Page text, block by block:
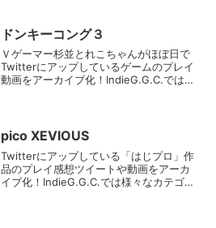
ドンキーコング３
Ｖゲーマー杉並とれこちゃんがほぼ日で
Twitterにアップしているゲームのプレイ
動画をアーカイブ化！IndieG.G.C.では
pico XEVIOUS
Twitterにアップしている「はじプロ」作
品のプレイ感想ツイートや動画をアーカ
イブ化！IndieG.G.C.では様々なカテゴリ